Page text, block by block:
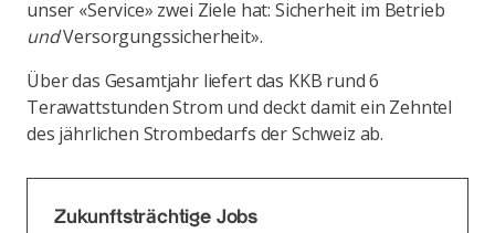
unser «Service» zwei Ziele hat: Sicherheit im Betrieb
undVersorgungssicherheit».
Über das Gesamtjahr liefert das KKB rund 6
Terawattstunden Strom und deckt damit ein Zehntel
des jährlichen Strombedarfs der Schweiz ab.
Zukunftsträchtige Jobs